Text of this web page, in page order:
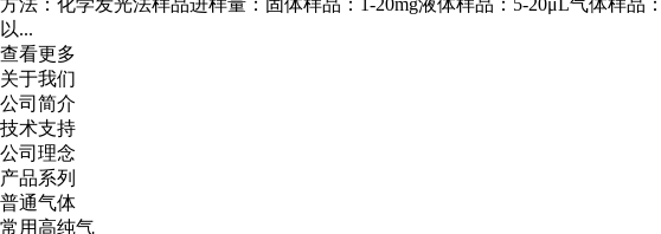
方法：化学发光法样品进样量：固体样品：1-20mg液体样品：5-20μL气体样
以...
查看更多
关于我们
公司简介
技术支持
公司理念
产品系列
普通气体
常用高纯气